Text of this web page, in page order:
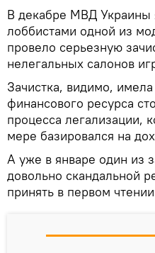
В декабре МВД Украины
лоббистами одной из
провело серьезную
нелегальных салонов
Зачистка, видимо,
финансового ресурса
процесса легализации,
мере базировался на
А уже в январе один из
довольно скандальной
принять в первом